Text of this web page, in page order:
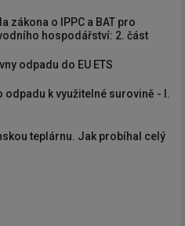
zákona o IPPC a BAT pro
hospodářství: 2. část
odpadu do EU ETS
odpadu k využitelné surovině - I.
teplárnu. Jak probíhal celý